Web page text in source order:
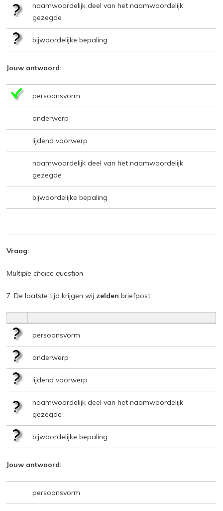
naamwoordelijk deel van het naamwoordelijk
gezegde
bijwoordelijke bepaling
Jouw antwoord:
persoonsvorm
onderwerp
lijdend voorwerp
naamwoordelijk deel van het naamwoordelijk
gezegde
bijwoordelijke bepaling
Vraag:
Multiple choice question
7. De laatste tijd krijgen wij zelden briefpost.
persoonsvorm
onderwerp
lijdend voorwerp
naamwoordelijk deel van het naamwoordelijk
gezegde
bijwoordelijke bepaling
Jouw antwoord:
persoonsvorm